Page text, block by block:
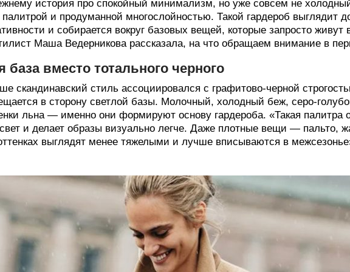
история про спокойный минимализм, но уже совсем не
палитрой и продуманной многослойностью. Такой гардероб выглядит
и собирается вокруг базовых вещей, которые запросто живут
Маша Ведерникова рассказала, на что обращаем внимание в
база вместо тотального черного
скандинавский стиль ассоциировался с графитово-черной
в сторону светлой базы. Молочный, холодный беж, серо-
льна — именно они формируют основу гардероба. «Такая палитра
и делает образы визуально легче. Даже плотные вещи — пальто,
выглядят менее тяжелыми и лучше вписываются в